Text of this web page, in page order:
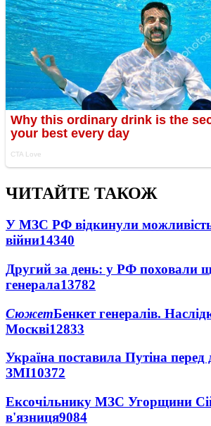
ЧИТАЙТЕ ТАКОЖ
У МЗС РФ відкинули
війни14340
Другий за день: у РФ поховали
генерала13782
СюжетБенкет генералів.
Москві12833
Україна поставила Путіна
ЗМІ10372
Ексочільнику МЗС Угорщини
в'язниця9084